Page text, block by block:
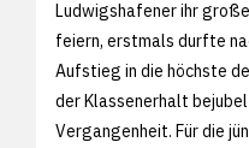
Ludwigshafener ihr
feiern, erstmals durfte
Aufstieg in die höchste
der Klassenerhalt
Vergangenheit. Für die